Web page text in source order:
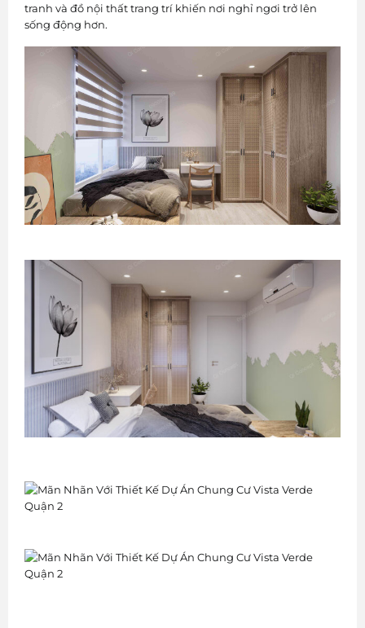
tranh và đồ nội thất trang trí khiến nơi nghỉ ngơi trở lên
sống động hơn.